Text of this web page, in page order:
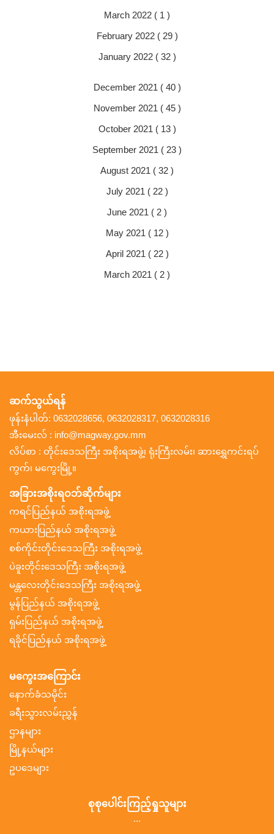
March 2022 ( 1 )
February 2022 ( 29 )
January 2022 ( 32 )
December 2021 ( 40 )
November 2021 ( 45 )
October 2021 ( 13 )
September 2021 ( 23 )
August 2021 ( 32 )
July 2021 ( 22 )
June 2021 ( 2 )
May 2021 ( 12 )
April 2021 ( 22 )
March 2021 ( 2 )
ဆက်သွယ်ရန်
ဖုန်းနံပါတ်: 0632028656, 0632028317, 0632028316
အီးမေးလ် : info@magway.gov.mm
လိပ်စာ : တိုင်းဒေသကြီး အစိုးရအဖွဲ့၊ ရုံးကြီးလမ်း၊ ဆားရွှေကင်းရပ်
ကွက်၊ မကွေးမြို့။
အခြားအစိုးရဝဘ်ဆိုက်များ
ကရင်ပြည်နယ် အစိုးရအဖွဲ့
ကယားပြည်နယ် အစိုးရအဖွဲ့
စစ်ကိုင်းတိုင်းဒေသကြီး အစိုးရအဖွဲ့
ပဲခူးတိုင်းဒေသကြီး အစိုးရအဖွဲ့
မန္တလေးတိုင်းဒေသကြီး အစိုးရအဖွဲ့
မွန်ပြည်နယ် အစိုးရအဖွဲ့
ရှမ်းပြည်နယ် အစိုးရအဖွဲ့
ရခိုင်ပြည်နယ် အစိုးရအဖွဲ့
မကွေးအကြောင်း
နောက်ခံသမိုင်း
ခရီးသွားလမ်းညွှန်
ဌာနများ
မြို့နယ်များ
ဥပဒေများ
စုစုပေါင်းကြည့်ရှုသူများ
...